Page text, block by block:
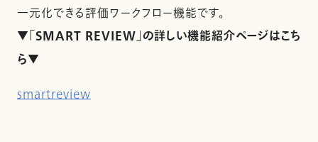
一元化できる評価ワークフロー機能です。
▼「SMART REVIEW」の詳しい機能紹介ページはこち
ら▼
smartreview